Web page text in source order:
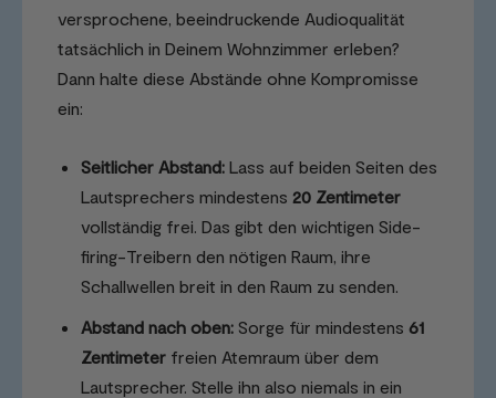
versprochene, beeindruckende Audioqualität
tatsächlich in Deinem Wohnzimmer erleben?
Dann halte diese Abstände ohne Kompromisse
ein:
Seitlicher Abstand: Lass auf beiden Seiten des
Lautsprechers mindestens 20 Zentimeter
vollständig frei. Das gibt den wichtigen Side-
firing-Treibern den nötigen Raum, ihre
Schallwellen breit in den Raum zu senden.
Abstand nach oben: Sorge für mindestens 61
Zentimeter freien Atemraum über dem
Lautsprecher. Stelle ihn also niemals in ein